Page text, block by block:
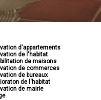
d'appartements
de l'habitat
de maisons
de commerces
de bureaux
de l'habitat
de mairie